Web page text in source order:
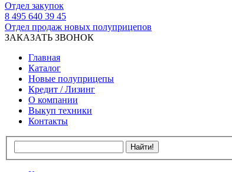
Отдел закупок
8 495 640 39 45
Отдел продаж новых полуприцепов
ЗАКАЗАТЬ ЗВОНОК
Главная
Каталог
Новые полуприцепы
Кредит / Лизинг
О компании
Выкуп техники
Контакты